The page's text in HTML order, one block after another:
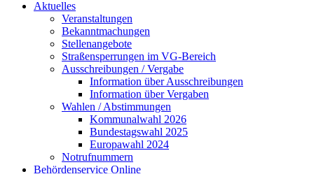
Aktuelles
Veranstaltungen
Bekanntmachungen
Stellenangebote
Straßensperrungen im VG-Bereich
Ausschreibungen / Vergabe
Information über Ausschreibungen
Information über Vergaben
Wahlen / Abstimmungen
Kommunalwahl 2026
Bundestagswahl 2025
Europawahl 2024
Notrufnummern
Behördenservice Online